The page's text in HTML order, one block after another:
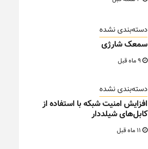
دسته‌بندی نشده
سمعک شارژی
دسته‌بندی نشده
افزایش امنیت شبکه با استفاده از
کابل‌های شیلددار